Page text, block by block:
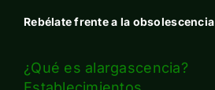
Rebélate frente a la obsolescencia
¿Qué es alargascencia?